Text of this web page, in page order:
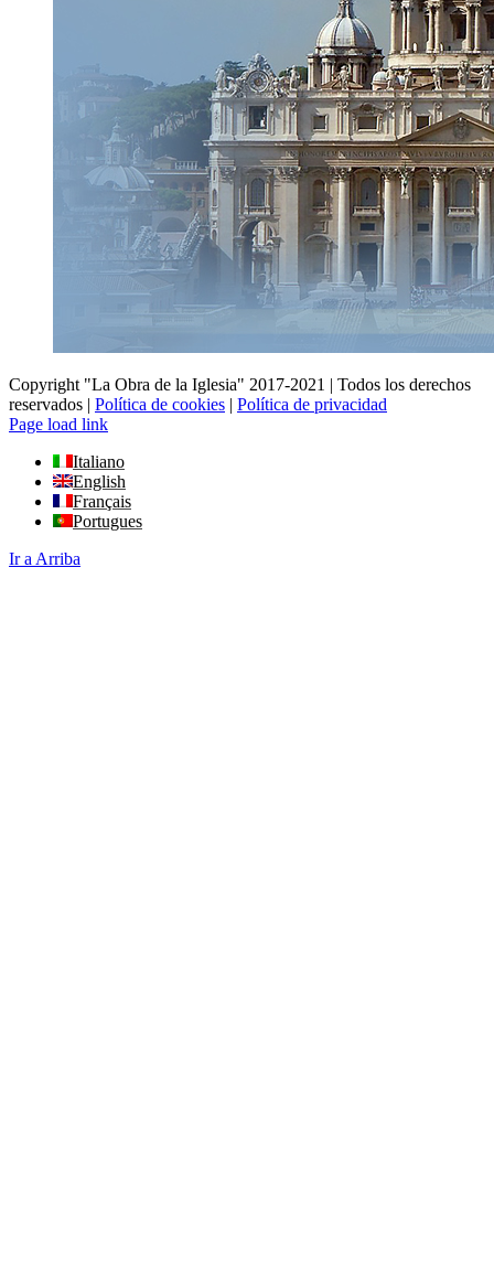
Copyright "La Obra de la Iglesia" 2017-2021 | Todos los derechos
reservados | Política de cookies | Política de privacidad
Page load link
Italiano
English
Français
Portugues
Ir a Arriba